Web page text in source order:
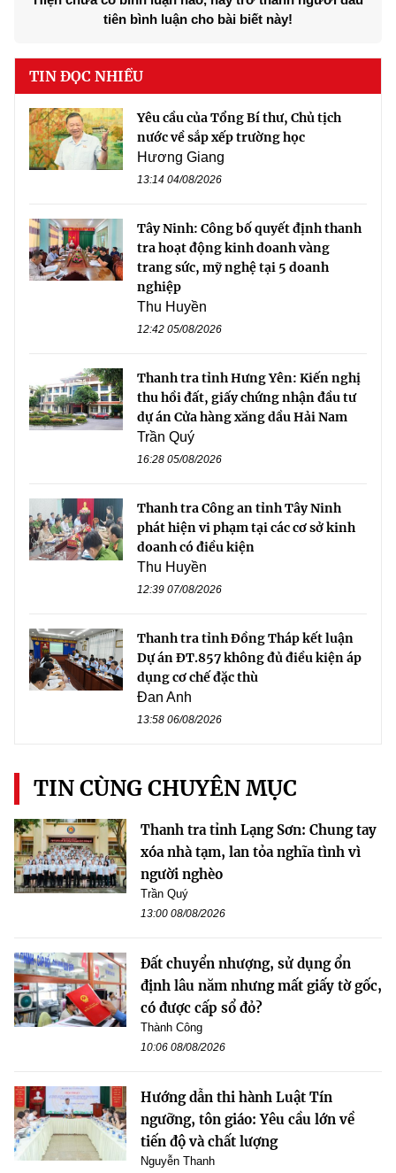
tiên bình luận cho bài biết này!
TIN ĐỌC NHIỀU
Yêu cầu của Tổng Bí thư, Chủ tịch
nước về sắp xếp trường học
Hương Giang
13:14 04/08/2026
Tây Ninh: Công bố quyết định thanh
tra hoạt động kinh doanh vàng
trang sức, mỹ nghệ tại 5 doanh
nghiệp
Thu Huyền
12:42 05/08/2026
Thanh tra tỉnh Hưng Yên: Kiến nghị
thu hồi đất, giấy chứng nhận đầu tư
dự án Cửa hàng xăng dầu Hải Nam
Trần Quý
16:28 05/08/2026
Thanh tra Công an tỉnh Tây Ninh
phát hiện vi phạm tại các cơ sở kinh
doanh có điều kiện
Thu Huyền
12:39 07/08/2026
Thanh tra tỉnh Đồng Tháp kết luận
Dự án ĐT.857 không đủ điều kiện áp
dụng cơ chế đặc thù
Đan Anh
13:58 06/08/2026
TIN CÙNG CHUYÊN MỤC
Thanh tra tỉnh Lạng Sơn: Chung tay
xóa nhà tạm, lan tỏa nghĩa tình vì
người nghèo
Trần Quý
13:00 08/08/2026
Đất chuyển nhượng, sử dụng ổn
định lâu năm nhưng mất giấy tờ gốc,
có được cấp sổ đỏ?
Thành Công
10:06 08/08/2026
Hướng dẫn thi hành Luật Tín
ngưỡng, tôn giáo: Yêu cầu lớn về
tiến độ và chất lượng
Nguyễn Thanh